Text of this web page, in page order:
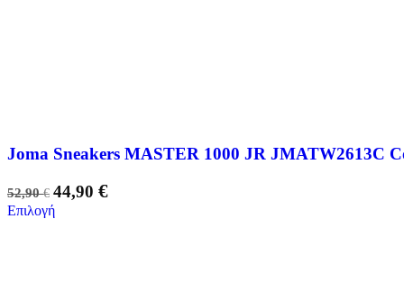
Joma Sneakers MASTER 1000 JR JMATW2613C
52,90€ 44,90 €
Επιλογή